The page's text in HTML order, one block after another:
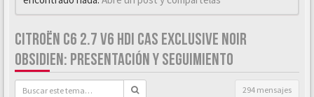
CITROËN C6 2.7 V6 HDI CAS EXCLUSIVE NOIR
OBSIDIEN: PRESENTACIÓN Y SEGUIMIENTO
294 mensajes